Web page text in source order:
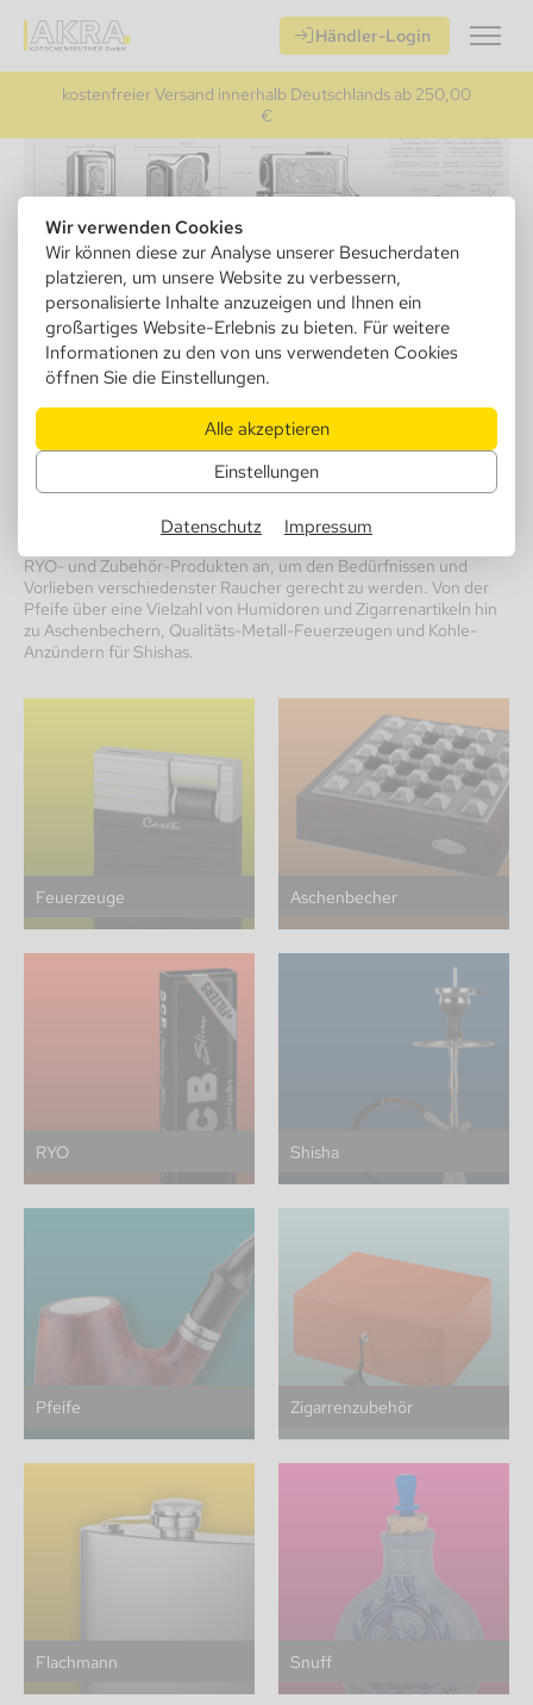
Wir verwenden Cookies
Wir können diese zur Analyse unserer Besucherdaten
platzieren, um unsere Website zu verbessern,
personalisierte Inhalte anzuzeigen und Ihnen ein
großartiges Website-Erlebnis zu bieten. Für weitere
Informationen zu den von uns verwendeten Cookies
öffnen Sie die Einstellungen.
Alle akzeptieren
Einstellungen
Datenschutz Impressum
Händler-Login
kostenfreier Versand innerhalb Deutschlands ab 250,00
€
RBA - Raucher-Bedarfs-Artikel
RBA, steht für Raucher-Bedarfs-Artikel, und umfasst alle
Produkte die von Rauchern benötigt werden, insbesondere
solche im Zusammenhang mit dem Eigenbau von Zigaretten (Roll
Your Own - RYO). Dies umfasst eine Vielzahl von Produkten wie
Zigarettenpapier, Filter, Drehmaschinen und Zubehör. RBA-
Produkte sind für Raucher konzipiert, die ihre eigenen Zigaretten
herstellen möchten, anstatt vorgefertigte Zigaretten zu kaufen.
Utensilien,Feuerzeuge, Zigarren Abschneider oder
Aschenbecher. Wir bieten eine breite Auswahl an hochwertigen
RYO- und Zubehör-Produkten an, um den Bedürfnissen und
Vorlieben verschiedenster Raucher gerecht zu werden. Von der
Pfeife über eine Vielzahl von Humidoren und Zigarrenartikeln hin
zu Aschenbechern, Qualitäts-Metall-Feuerzeugen und Kohle-
Anzündern für Shishas.
Feuerzeuge Aschenbecher
RYO Shisha
Pfeife Zigarrenzubehör
Flachmann Snuff